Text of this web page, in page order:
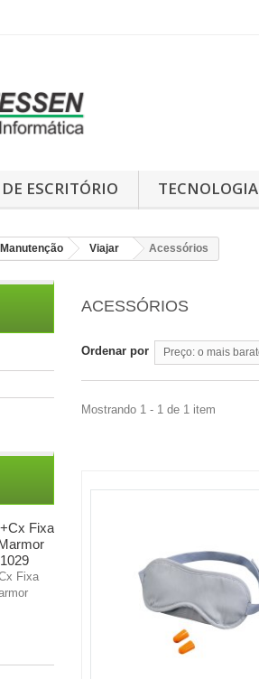
ESCRITÓRIO TECNOLOGIA
Manutenção Viajar Acessórios
Fixa
Fixa
ACESSÓRIOS
Ordenar por
Mostrando 1 - 1 de 1 item